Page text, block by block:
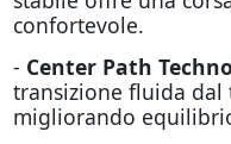
confortevole.
- Center Path
transizione fluida
migliorando